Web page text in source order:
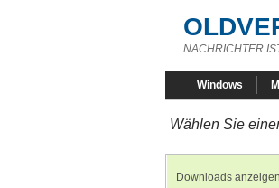
NACHRICHTER
Windows
Wählen Sie
Downloads